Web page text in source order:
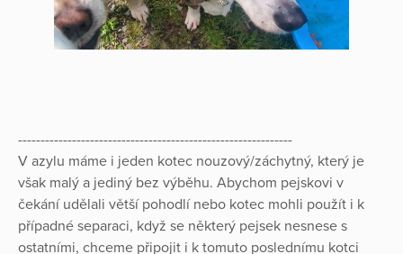
-------------------------------------------------------------
V azylu máme i jeden kotec nouzový/záchytný, který je
však malý a jediný bez výběhu. Abychom pejskovi v
čekání udělali větší pohodlí nebo kotec mohli použít i k
případné separaci, když se některý pejsek nesnese s
ostatními, chceme připojit i k tomuto poslednímu kotci